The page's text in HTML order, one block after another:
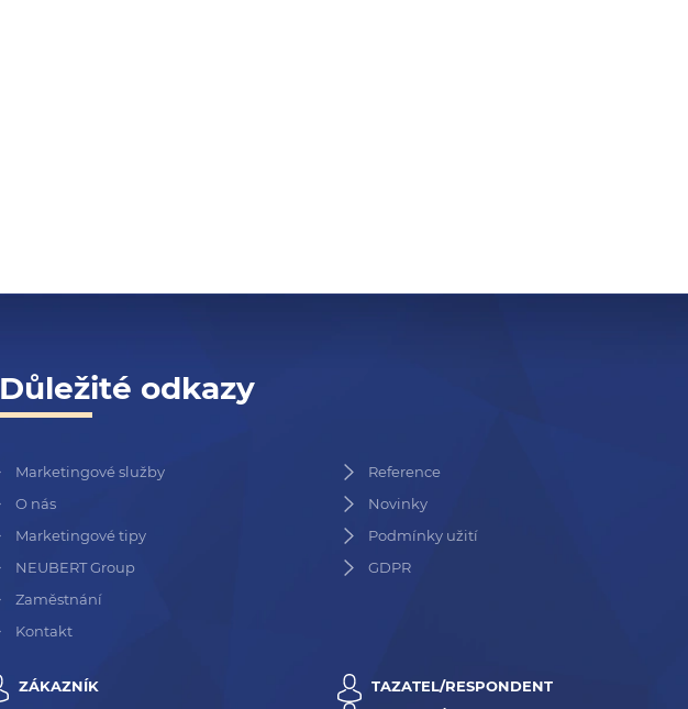
Důležité odkazy
Marketingové služby
O nás
Marketingové tipy
NEUBERT Group
Zaměstnání
Kontakt
Reference
Novinky
Podmínky užití
GDPR
ZÁKAZNÍK
TAZATEL/RESPONDENT